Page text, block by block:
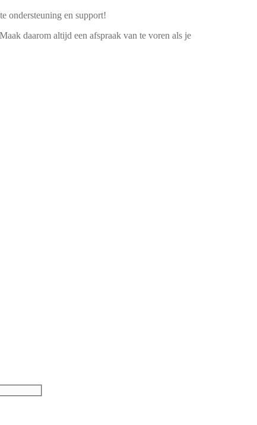
ondersteuning en support!
Maak daarom altijd een afspraak van te voren als je